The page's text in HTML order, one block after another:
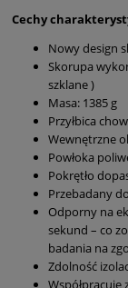
Cechy
Nowy design
Skorupa
szklane )
Masa: 1385 g
Przyłbica
Wewnętrzne
Powłoka
Pokrętło
Przebadany
Odporny na
sekund – co
badania na
Zdolność